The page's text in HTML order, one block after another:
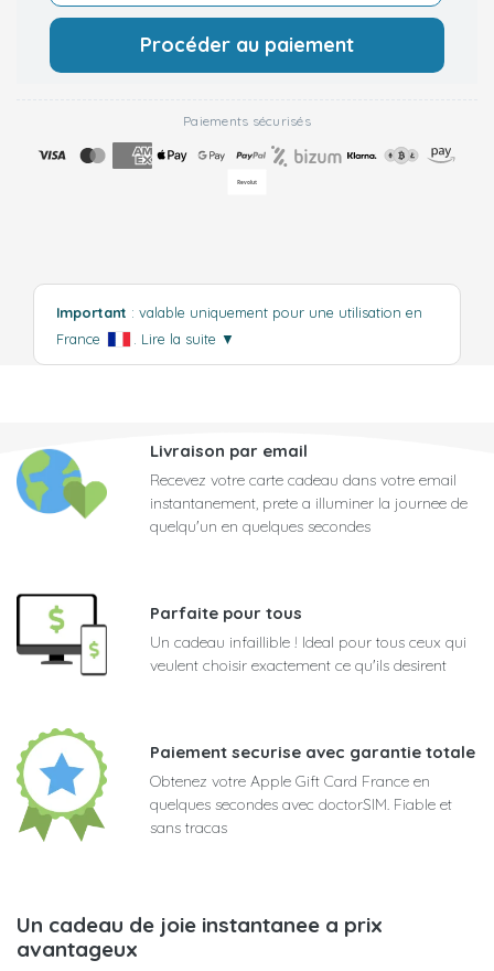
Procéder au paiement
Paiements sécurisés
Important : valable uniquement pour une utilisation en
France
Lire la suite ▼
Livraison par email
Recevez votre carte cadeau dans votre email
instantanement, prete a illuminer la journee de
quelqu'un en quelques secondes
Parfaite pour tous
Un cadeau infaillible ! Ideal pour tous ceux qui
veulent choisir exactement ce qu'ils desirent
Paiement securise avec garantie totale
Obtenez votre Apple Gift Card France en
quelques secondes avec doctorSIM. Fiable et
sans tracas
Un cadeau de joie instantanee a prix
avantageux